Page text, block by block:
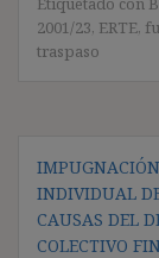
2001/23, ERTE,
traspaso
de
entradas
IMPUGNACIÓN
INDIVIDUAL
CAUSAS DEL
COLECTIVO